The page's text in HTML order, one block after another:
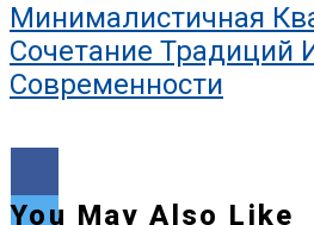
Минималистичная
Сочетание Традиций
Современности
You May Also Like